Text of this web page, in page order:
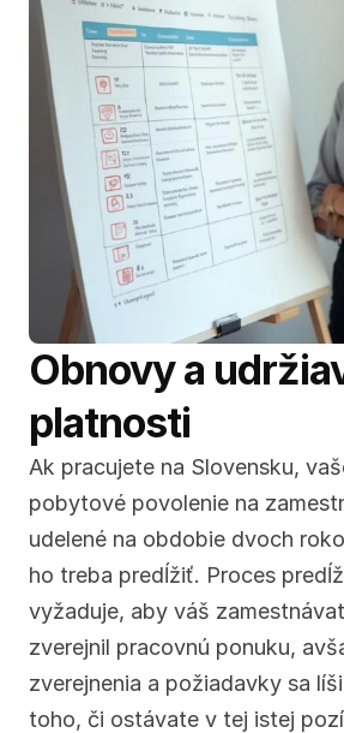
Obnovy a
platnosti
Ak pracujete na Slovensku,
pobytové povolenie na
udelené na obdobie dvoch
ho treba predĺžiť. Proces
vyžaduje, aby váš
zverejnil pracovnú ponuku,
zverejnenia a požiadavky sa
toho, či ostávate v tej istej